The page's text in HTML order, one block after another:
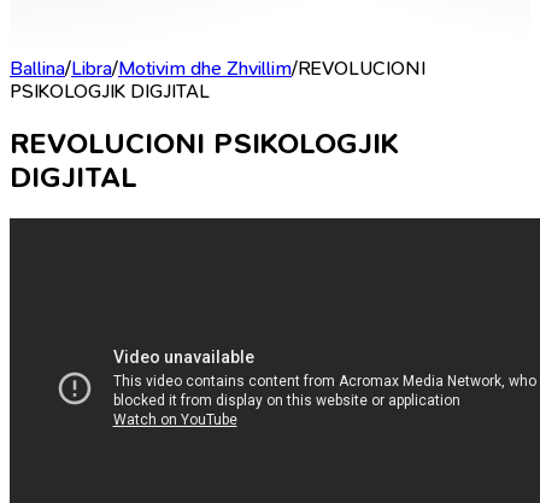
Ballina/Libra/Motivim dhe Zhvillim/REVOLUCIONI
PSIKOLOGJIK DIGJITAL
REVOLUCIONI PSIKOLOGJIK
DIGJITAL